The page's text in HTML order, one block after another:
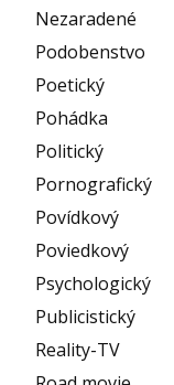
Nezaradené
Podobenstvo
Poetický
Pohádka
Politický
Pornografický
Povídkový
Poviedkový
Psychologický
Publicistický
Reality-TV